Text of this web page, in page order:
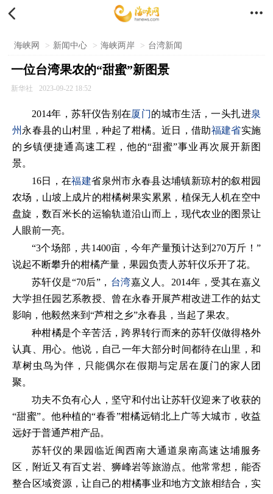
 
海峡网 > 新闻中心 > 海峡两岸 > 台湾新闻
一位台湾果农的“甜蜜”新图景
新华社 2023-09-22 18:52
2014年，苏轩仪告别在厦门的城市生活，一头扎进泉
州 永春县的山村里，种起了柑橘。近日，借助福建省实施
的乡镇便捷通高速工程，他的“甜蜜”事业再次展开新图
景。
16日，在福建省泉州市永春县达埔镇新琼村的叙柑园
农场，山坡上成片的柑橘树果实累累，植保无人机在空中
盘旋，数百米长的运输轨道沿山而上，现代农业的图景让
人眼前一亮。
“3个场部，共1400亩，今年产量预计达到270万斤！”
说起不断攀升的柑橘产量，果园负责人苏轩仪乐开了花。
苏轩仪是“70后”， 台湾嘉义人。2014年，受其在嘉义
大学担任园艺系教授、曾在永春开展芦柑改进工作的姑丈
影响，他毅然来到“芦柑之乡”永春县，当起了果农。
种柑橘是个辛苦活，跨界转行而来的苏轩仪做得格外
认真、用心。他说，自己一年大部分时间都待在山里，和
草树虫鸟为伴，只能偶尔在假期与定居在厦门的家人团
聚。
功夫不负有心人，坚守和付出让苏轩仪迎来了收获的
“甜蜜”。他种植的“春香”柑橘远销北上广等大城市，收益
远好于普通芦柑产品。
苏轩仪的果园临近闽西南大通道泉南高速达埔服务
区，附近又有百丈岩、狮峰岩等旅游点。他常常想，能否
整合区域资源，让自己的柑橘事业和地方文旅相结合，实